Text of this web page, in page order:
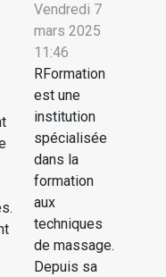
Vendredi 7
mars 2025
11:46
RFormation
est une
institution
spécialisée
dans la
formation
aux
techniques
de massage.
Depuis sa